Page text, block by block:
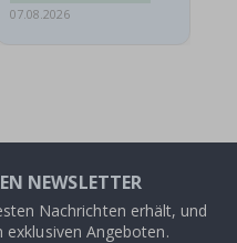
07.08.2026
NEWSLETTER
Nachrichten erhält, und
Angeboten.